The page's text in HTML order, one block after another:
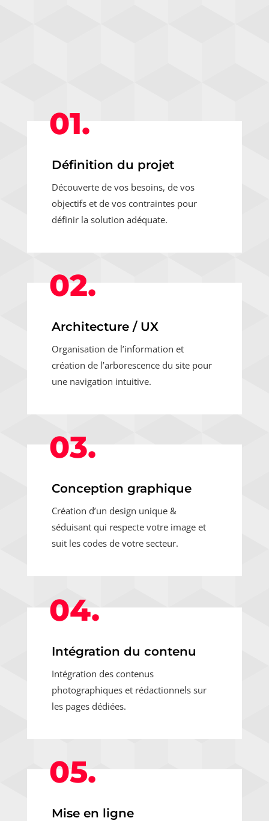
01.
Définition du projet
Découverte de vos besoins, de vos
objectifs et de vos contraintes pour
définir la solution adéquate.
02.
Architecture / UX
Organisation de l’information et
création de l’arborescence du site pour
une navigation intuitive.
03.
Conception graphique
Création d’un design unique &
séduisant qui respecte votre image et
suit les codes de votre secteur.
04.
Intégration du contenu
Intégration des contenus
photographiques et rédactionnels sur
les pages dédiées.
05.
Mise en ligne